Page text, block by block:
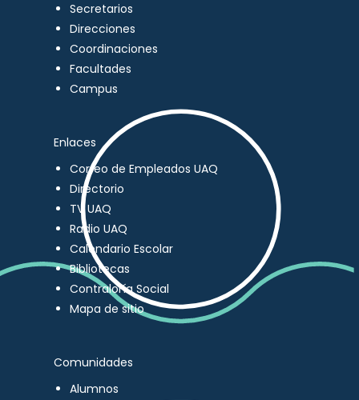
Secretarios
Direcciones
Coordinaciones
Facultades
Campus
Enlaces
Correo de Empleados UAQ
Directorio
TV UAQ
Radio UAQ
Calendario Escolar
Bibliotecas
Contraloría Social
Mapa de sitio
Comunidades
Alumnos